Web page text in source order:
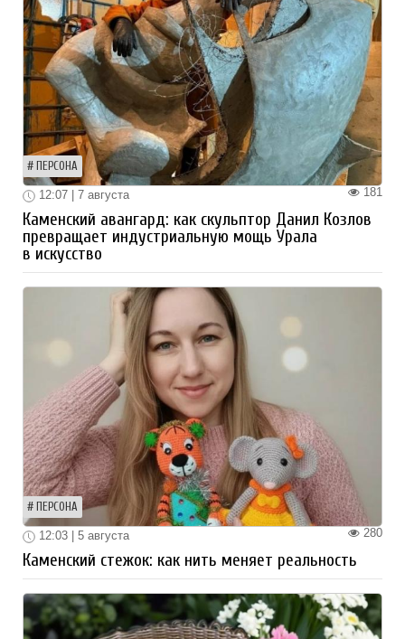
ПЕРСОНА
181
12:07 | 7 августа
Каменский авангард: как скульптор Данил Козлов
превращает индустриальную мощь Урала
в искусство
ПЕРСОНА
280
12:03 | 5 августа
Каменский стежок: как нить меняет реальность